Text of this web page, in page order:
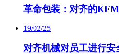
革命包装：对齐的
19/02/25
对齐机械对员工进行安